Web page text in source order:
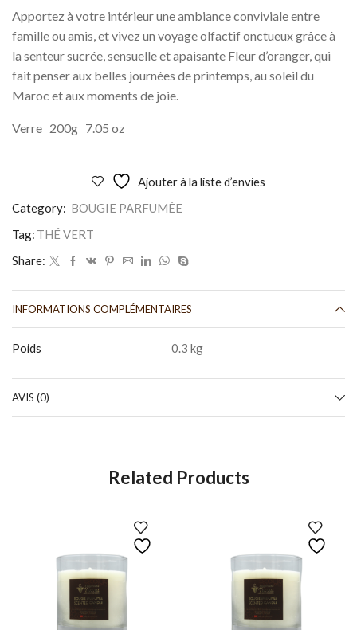
Apportez à votre intérieur une ambiance conviviale entre
famille ou amis, et vivez un voyage olfactif onctueux grâce à
la senteur sucrée, sensuelle et apaisante Fleur d’oranger, qui
fait penser aux belles journées de printemps, au soleil du
Maroc et aux moments de joie.
Verre 200g 7.05 oz
Ajouter à la liste d’envies
Category: BOUGIE PARFUMÉE
Tag: THÉ VERT
Share:
INFORMATIONS COMPLÉMENTAIRES
Poids 0.3 kg
AVIS (0)
Related Products